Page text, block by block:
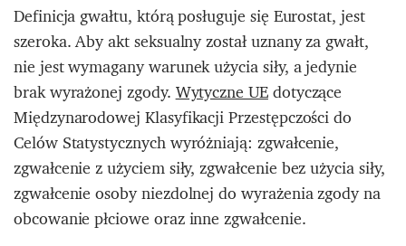
Definicja gwałtu, którą posługuje się Eurostat, jest
szeroka. Aby akt seksualny został uznany za gwałt,
nie jest wymagany warunek użycia siły, a jedynie
brak wyrażonej zgody.Wytyczne UEdotyczące
Międzynarodowej Klasyfikacji Przestępczości do
Celów Statystycznych wyróżniają: zgwałcenie,
zgwałcenie z użyciem siły, zgwałcenie bez użycia siły,
zgwałcenie osoby niezdolnej do wyrażenia zgody na
obcowanie płciowe oraz inne zgwałcenie.